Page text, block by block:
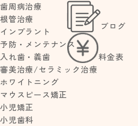
ブログ
料金表
歯周病治療
根管治療
インプラント
予防・メンテナンス
入れ歯・義歯
審美治療/セラミック治療
ホワイトニング
マウスピース矯正
小児矯正
小児歯科
HOME> ブログ >糸島に行ってきました！
糸島に行ってきまし
た！
2018.05.19